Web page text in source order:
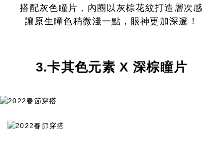
搭配灰色瞳片，內圈以灰棕花紋打造層次感
讓原生瞳色稍微淺一點，眼神更加深邃！
3.卡其色元素 X 深棕瞳片